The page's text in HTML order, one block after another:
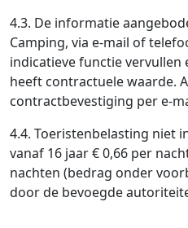
4.3. De informatie
Camping, via e-mail of
indicatieve functie vervullen
heeft contractuele waarde.
contractbevestiging per e-
4.4. Toeristenbelasting niet
vanaf 16 jaar € 0,66 per
nachten (bedrag onder
door de bevoegde